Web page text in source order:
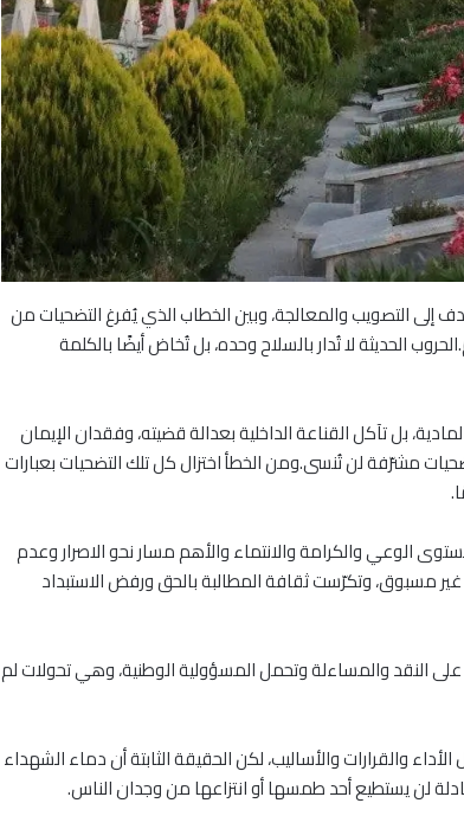
التصويب والمعالجة، وبين الخطاب الذي يُفرغ التضحيات من
الحديثة لا تُدار بالسلاح وحده، بل تُخاض أيضًا بالكلمة
بل تآكل القناعة الداخلية بعدالة قضيته، وفقدان الإيمان
مشرّفة لن تُنسى.ومن الخطأ اختزال كل تلك التضحيات بعبارات
والكرامة والانتماء والأهم مسار نحو الاصرار وعدم
مسبوق، وتكرّست ثقافة المطالبة بالحق ورفض الاستبداد
النقد والمساءلة وتحمل المسؤولية الوطنية، وهي تحولات لم
والقرارات والأساليب، لكن الحقيقة الثابتة أن دماء الشهداء
لن يستطيع أحد طمسها أو انتزاعها من وجدان الناس.